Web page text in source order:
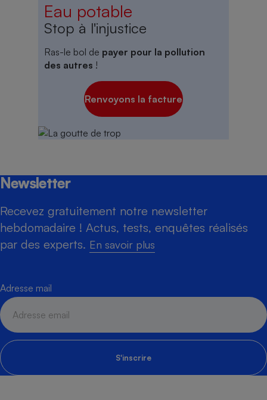
Eau potable
Stop à l'injustice
Ras-le bol de payer pour la pollution
des autres !
Renvoyons la facture
Newsletter
Recevez gratuitement notre newsletter
hebdomadaire ! Actus, tests, enquêtes réalisés
par des experts. En savoir plus
Adresse mail
S'inscrire